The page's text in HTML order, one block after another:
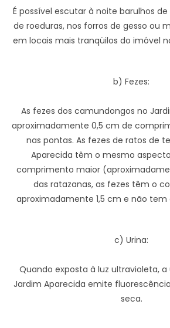
É possível escutar à noite barulhos
de roeduras, nos forros de gesso ou
em locais mais tranqüilos do imóvel
b) Fezes:
As fezes dos camundongos no
aproximadamente 0,5 cm de
nas pontas. As fezes de ratos de
Aparecida têm o mesmo
comprimento maior
das ratazanas, as fezes têm o
aproximadamente 1,5 cm e não tem
c) Urina:
Quando exposta à luz ultravioleta,
Jardim Aparecida emite
seca.